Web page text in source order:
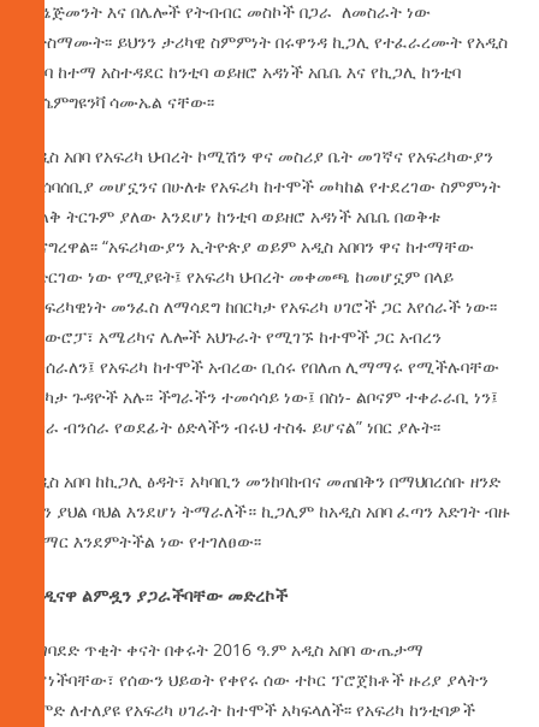
ማኔጅመንት እና በሌሎች የትብብር መስኮች በጋራ ለመስራት ነው
የተስማሙት፡፡ ይህንን ታሪካዊ ስምምነት በሩዋንዳ ኪጋሊ የተፈራረሙት የአዲስ
አበባ ከተማ አስተዳደር ከንቲባ ወይዘሮ አዳነች አቤቤ እና የኪጋሊ ከንቲባ
ዱሴምግዩንቫ ሳሙኤል ናቸው፡፡
አዲስ አበባ የአፍሪካ ህብረት ኮሚሽን ዋና መስሪያ ቤት መገኛና የአፍሪካውያን
መሰባሰቢያ መሆኗንና በሁለቱ የአፍሪካ ከተሞች መካከል የተደረገው ስምምነት
ትልቅ ትርጉም ያለው እንደሆነ ከንቲባ ወይዘሮ አዳነች አቤቤ በወቅቱ
ተናግረዋል፡፡ “አፍሪካውያን ኢትዮጵያ ወይም አዲስ አበባን ዋና ከተማቸው
አድርገው ነው የሚያዩት፤ የአፍሪካ ህብረት መቀመጫ ከመሆኗም በላይ
የአፍሪካዊነት መንፈስ ለማሳደግ ከበርካታ የአፍሪካ ሀገሮች ጋር እየሰራች ነው፡፡
በአውሮፓ፣ አሜሪካና ሌሎች አህጉራት የሚገኙ ከተሞች ጋር አብረን
እንሰራለን፤ የአፍሪካ ከተሞች አብረው ቢሰሩ የበለጠ ሊማማሩ የሚችሉባቸው
በርካታ ጉዳዮች አሉ፡፡ ችግራችን ተመሳሳይ ነው፤ በስነ- ልቦናም ተቀራራቢ ነን፤
በጋራ ብንሰራ የወደፊት ዕድላችን ብሩህ ተስፋ ይሆናል” ነበር ያሉት፡፡
አዲስ አበባ ከኪጋሊ ፅዳት፣ አካባቢን መንከባከብና መጠበቅን በማህበረሰቡ ዘንድ
ምን ያህል ባህል እንደሆነ ትማራለች። ኪጋሊም ከአዲስ አበባ ፈጣን እድገት ብዙ
መማር እንደምትችል ነው የተገለፀው፡፡
መዲናዋ ልምዷን ያጋራችባቸው መድረኮች
ሊገባደድ ጥቂት ቀናት በቀሩት 2016 ዓ.ም አዲስ አበባ ውጤታማ
የሆነችባቸው፣ የሰውን ህይወት የቀየሩ ሰው ተኮር ፕሮጀክቶች ዙሪያ ያላትን
ልምድ ለተለያዩ የአፍሪካ ሀገራት ከተሞች አካፍላለች፡፡ የአፍሪካ ከንቲባዎች